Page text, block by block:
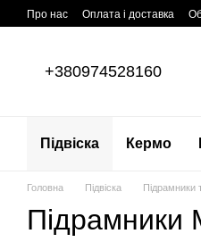
Перейти до основного контенту
Про нас Оплата і доставка
+380974528160
Підвіска Кермо
Головна Підвіска Підрамники
Підрамники